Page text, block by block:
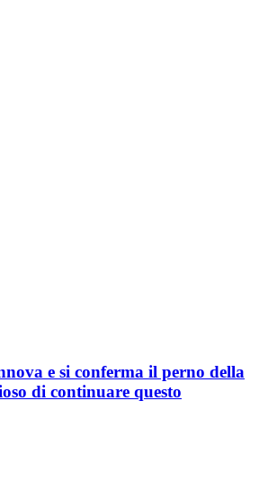
e si conferma il perno della
di continuare questo